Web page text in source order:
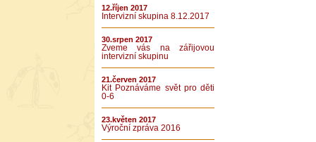
12.říjen 2017
Intervizní skupina 8.12.2017
30.srpen 2017
Zveme vás na zářijovou
intervizní skupinu
21.červen 2017
Kit Poznáváme svět pro děti
0-6
23.květen 2017
Výroční zpráva 2016